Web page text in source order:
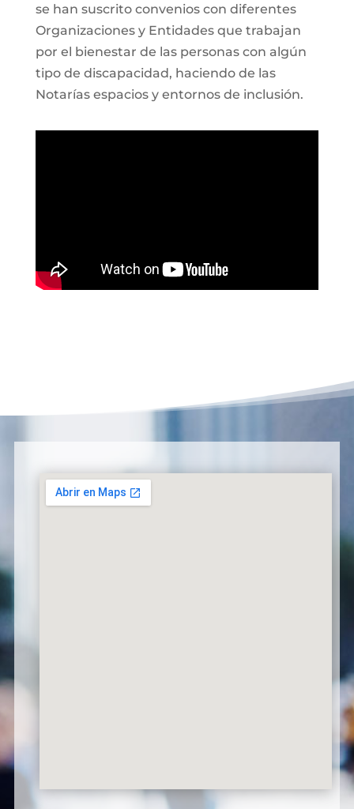
se han suscrito convenios con diferentes
Organizaciones y Entidades que trabajan
por el bienestar de las personas con algún
tipo de discapacidad, haciendo de las
Notarías espacios y entornos de inclusión.